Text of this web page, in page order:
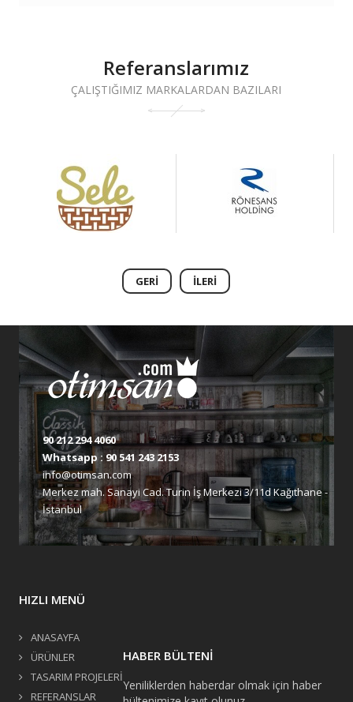
Referanslarımız
ÇALIŞTIĞIMIZ MARKALARDAN BAZILARI
GERI İLERI
90 212 294 4060
Whatsapp : 90 541 243 2153
info@otimsan.com
Merkez mah. Sanayi Cad. Turin İş Merkezi 3/11d Kağıthane -
İstanbul
HIZLI MENÜ
ANASAYFA
ÜRÜNLER
TASARIM PROJELERİ
REFERANSLAR
HABER BÜLTENİ
Yeniliklerden haberdar olmak için haber